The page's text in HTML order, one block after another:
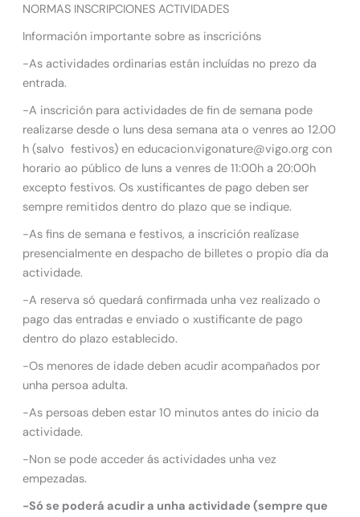
NORMAS INSCRIPCIONES ACTIVIDADES
Información importante sobre as inscricións
-As actividades ordinarias están incluídas no prezo da
entrada.
-A inscrición para actividades de fin de semana pode
realizarse desde o luns desa semana ata o venres ao 12.00
h (salvo festivos) en educacion.vigonature@vigo.org con
horario ao público de luns a venres de 11:00h a 20:00h
excepto festivos. Os xustificantes de pago deben ser
sempre remitidos dentro do plazo que se indique.
-As fins de semana e festivos, a inscrición realízase
presencialmente en despacho de billetes o propio día da
actividade.
-A reserva só quedará confirmada unha vez realizado o
pago das entradas e enviado o xustificante de pago
dentro do plazo establecido.
-Os menores de idade deben acudir acompañados por
unha persoa adulta.
-As persoas deben estar 10 minutos antes do inicio da
actividade.
-Non se pode acceder ás actividades unha vez
empezadas.
-Só se poderá acudir a unha actividade (sempre que